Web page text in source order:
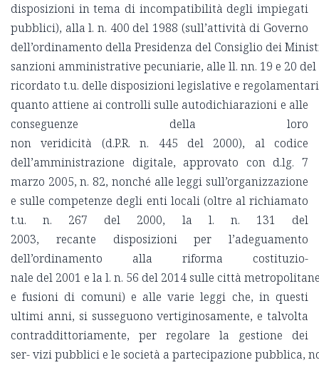
disposizioni in tema di incompatibilità degli impiegati
pubblici), alla l. n. 400 del 1988 (sull’attività di Governo
dell’ordinamento della Presidenza del Consiglio dei
sanzioni amministrative pecuniarie, alle ll. nn. 19 e 20
ricordato t.u. delle disposizioni legislative e
quanto attiene ai controlli sulle autodichiarazioni e alle
conseguenze della loro
non veridicità (d.P.R. n. 445 del 2000), al codice
dell’amministrazione digitale, approvato con d.lg. 7
marzo 2005, n. 82, nonché alle leggi sull’organizzazione
e sulle competenze degli enti locali (oltre al richiamato
t.u. n. 267 del 2000, la l. n. 131 del
2003, recante disposizioni per l’adeguamento
dell’ordinamento alla riforma costituzio-
nale del 2001 e la l. n. 56 del 2014 sulle città
e fusioni di comuni) e alle varie leggi che, in questi
ultimi anni, si susseguono vertiginosamente, e talvolta
contraddittoriamente, per regolare la gestione dei
ser- vizi pubblici e le società a partecipazione pubblica,